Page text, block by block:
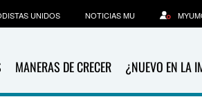
MANERAS DE CRECER ¿NUEVO EN LA
UNIDOS NOTICIAS MU